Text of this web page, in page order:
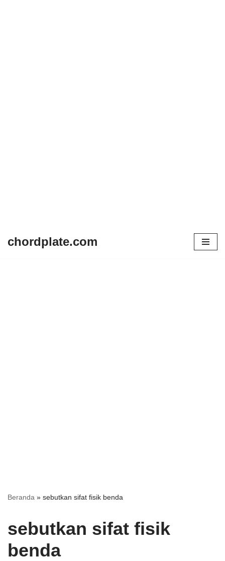
chordplate.com
Beranda » sebutkan sifat fisik benda
sebutkan sifat fisik
benda